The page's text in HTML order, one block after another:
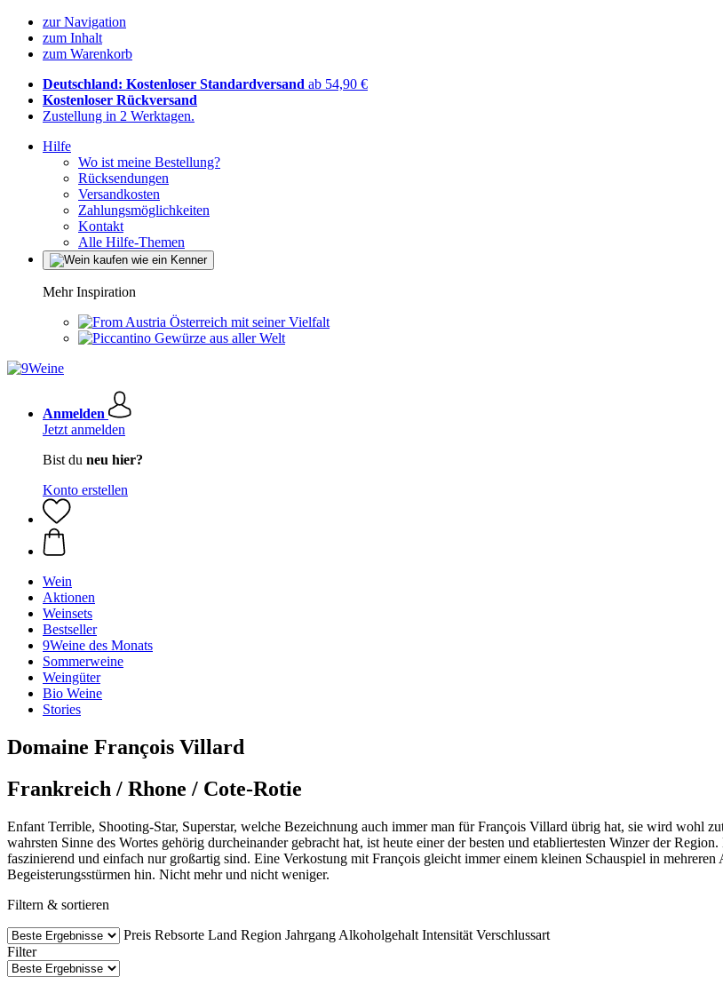
zur Navigation
zum Inhalt
zum Warenkorb
Deutschland: Kostenloser Standardversand ab 54,90 €
Kostenloser Rückversand
Zustellung in 2 Werktagen.
Hilfe
Wo ist meine Bestellung?
Rücksendungen
Versandkosten
Zahlungsmöglichkeiten
Kontakt
Alle Hilfe-Themen
Mehr Inspiration
Österreich mit seiner Vielfalt
Gewürze aus aller Welt
Anmelden
Jetzt anmelden
Bist du neu hier?
Konto erstellen
Wein
Aktionen
Weinsets
Bestseller
9Weine des Monats
Sommerweine
Weingüter
Bio Weine
Stories
Domaine François Villard
Frankreich / Rhone / Cote-Rotie
Enfant Terrible, Shooting-Star, Superstar, welche Bezeichnung auch immer man für François Villard übrig hat, sie wird wohl
wahrsten Sinne des Wortes gehörig durcheinander gebracht hat, ist heute einer der besten und etabliertesten Winzer der
faszinierend und einfach nur großartig sind. Eine Verkostung mit François gleicht immer einem kleinen Schauspiel in
Begeisterungsstürmen hin. Nicht mehr und nicht weniger.
Filtern & sortieren
Preis Rebsorte Land Region Jahrgang Alkoholgehalt Intensität Verschlussart
Filter